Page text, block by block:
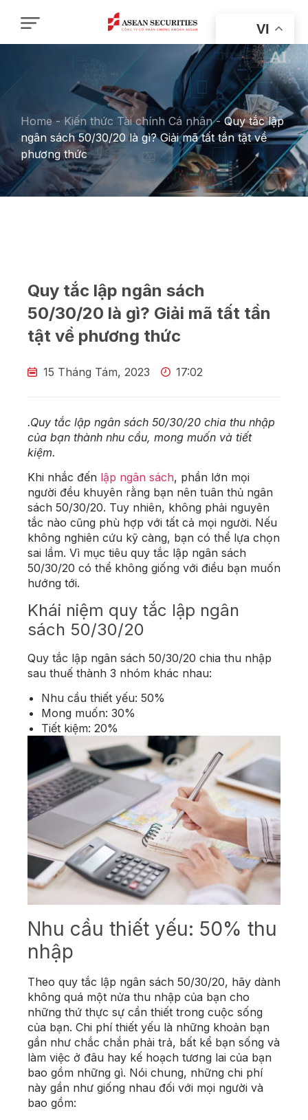
Home - Kiến thức Tài chính Cá nhân- Quy tắc lập
ngân sách 50/30/20 là gì? Giải mã tất tần tật về
phương thức
Quy tắc lập ngân sách
50/30/20 là gì? Giải mã tất tần
tật về phương thức
15 Tháng Tám, 2023 17:02
.Quy tắc lập ngân sách 50/30/20 chia thu nhập
của bạn thành nhu cầu, mong muốn và tiết
kiệm.
Khi nhắc đến lập ngân sách, phần lớn mọi
người đều khuyên rằng bạn nên tuân thủ ngân
sách 50/30/20. Tuy nhiên, không phải nguyên
tắc nào cũng phù hợp với tất cả mọi người. Nếu
không nghiên cứu kỹ càng, bạn có thể lựa chọn
sai lầm. Vì mục tiêu quy tắc lập ngân sách
50/30/20 có thể không giống với điều bạn muốn
hướng tới.
Khái niệm quy tắc lập ngân
sách 50/30/20
Quy tắc lập ngân sách 50/30/20 chia thu nhập
sau thuế thành 3 nhóm khác nhau:
Nhu cầu thiết yếu: 50%
Mong muốn: 30%
Tiết kiệm: 20%
Nhu cầu thiết yếu: 50% thu
nhập
Theo quy tắc lập ngân sách 50/30/20, hãy dành
không quá một nửa thu nhập của bạn cho
những thứ thực sự cần thiết trong cuộc sống
của bạn. Chi phí thiết yếu là những khoản bạn
gần như chắc chắn phải trả, bất kể bạn sống và
làm việc ở đâu hay kế hoạch tương lai của bạn
bao gồm những gì. Nói chung, những chi phí
này gần như giống nhau đối với mọi người và
bao gồm:
VI